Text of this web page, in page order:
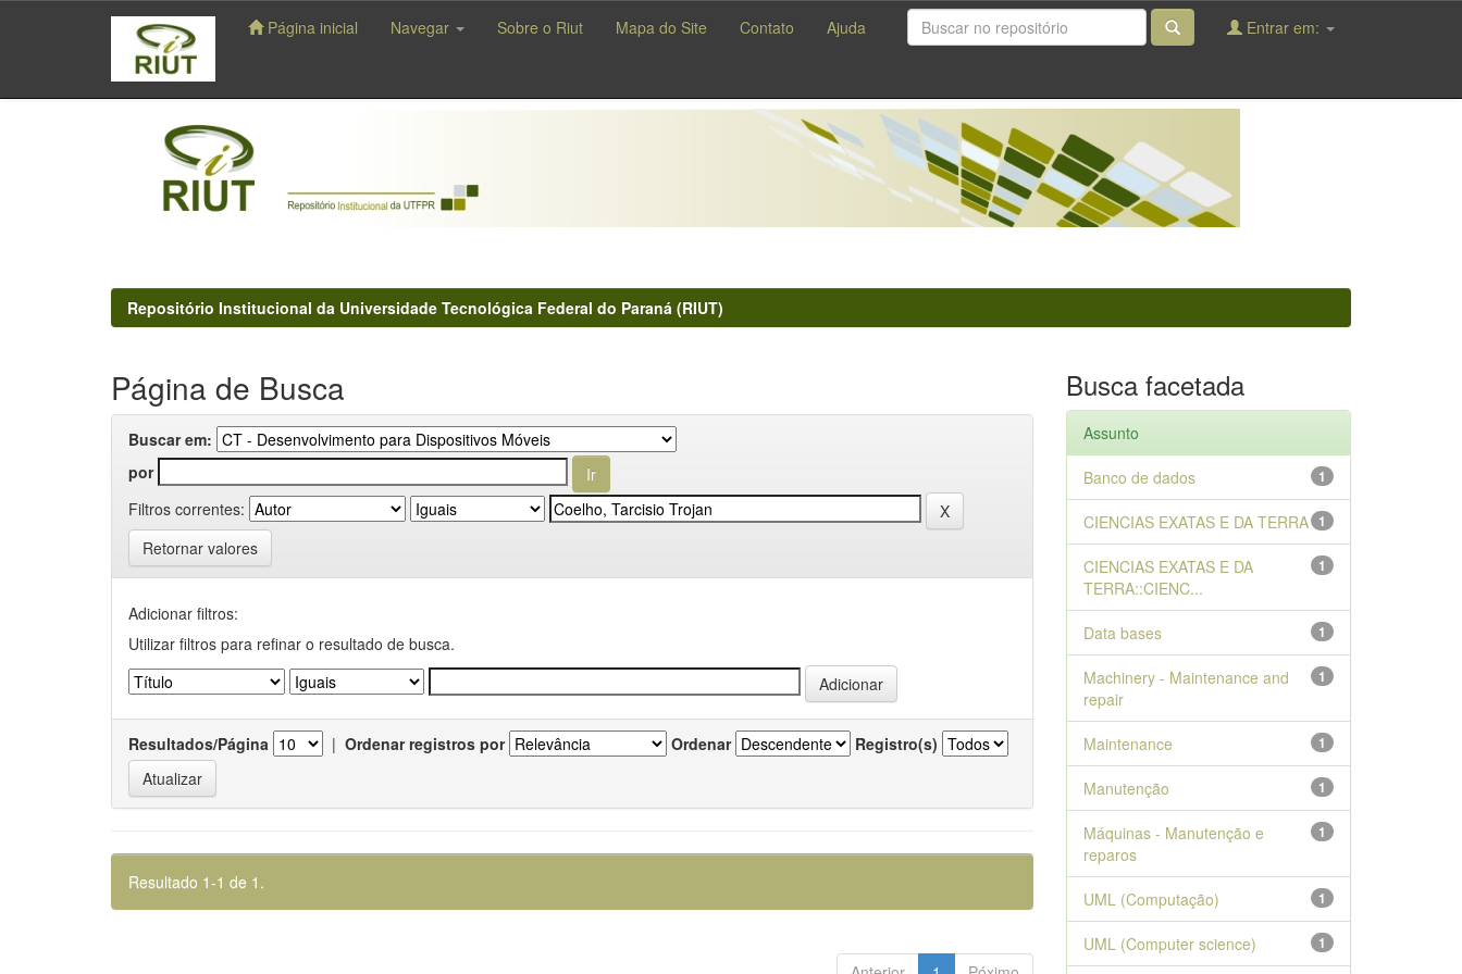
navigation
Página inicial Navegar Sobre o Riut Mapa do Site Contato Ajuda Entrar em:
Repositório Institucional da Universidade Tecnológica Federal do Paraná (RIUT)
Página de Busca
Buscar em:
por
Filtros correntes:
Retornar valores
Adicionar filtros:
Utilizar filtros para refinar o resultado de busca.
Resultados/Página | Ordenar registros por Ordenar Registro(s)
Resultado 1-1 de 1.
Busca facetada
Assunto
1
Banco de dados
1
CIENCIAS EXATAS E DA TERRA
1
CIENCIAS EXATAS E DA
TERRA::CIENC...
1
Data bases
1
Machinery - Maintenance and
repair
1
Maintenance
1
Manutenção
1
Máquinas - Manutenção e
reparos
1
UML (Computação)
1
UML (Computer science)